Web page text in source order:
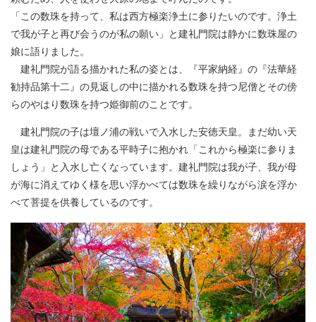
「この数珠を持って、私は西方極楽浄土に参りたいのです。浄土
で我が子と再び会うのが私の願い」と建礼門院は静かに数珠屋の
娘に語りました。
建礼門院が語る描かれた私の姿とは、『平家納経』の『法華経
勧持品第十二』の見返しの中に描かれる数珠を持つ尼僧とその傍
らのやはり数珠を持つ姫御前のことです。
建礼門院の子は壇ノ浦の戦いで入水した安徳天皇。まだ幼い天
皇は建礼門院の母である平時子に抱かれ「これから極楽に参りま
しょう」と入水し亡くなっています。建礼門院は我が子、我が母
が海に消えてゆく様を思い浮かべては数珠を繰りながら涙を浮か
べて菩提を供養しているのです。